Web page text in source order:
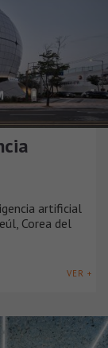
artificial
Corea del
VER +